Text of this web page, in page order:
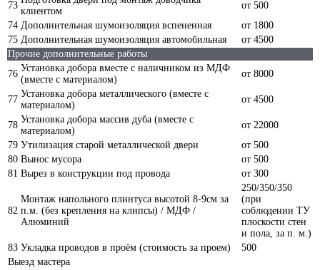
73
клиентом
от 500
74 Дополнительная шумоизоляция вспененная
от 1800
75 Дополнительная шумоизоляция автомобильная
от 4500
Прочие дополнительные работы
76
Установка добора вместе с наличником из МДФ
(вместе с материалом)
от 8000
77
Установка добора металлического (вместе с
материалом)
от 4500
78
Установка добора массив дуба (вместе с
материалом)
от 22000
79 Утилизация старой металлической двери
от 500
80 Вынос мусора
от 500
81 Вырез в конструкции под провода от 300
82
Монтаж напольного плинтуса высотой 8-9см за
п.м. (без крепления на клипсы) / МДФ /
Алюминий
250/350/350
(при
соблюдении ТУ
плоскости стен
и пола, за п. м.)
83 Укладка проводов в проём (стоимость за проем)
500
Выезд мастера